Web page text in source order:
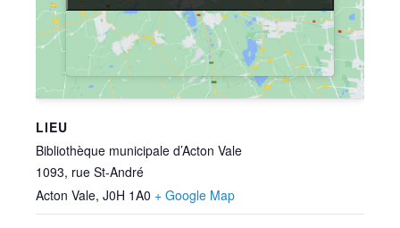
LIEU
Bibliothèque municipale d’Acton Vale
1093, rue St-André
Acton Vale, J0H 1A0 + Google Map